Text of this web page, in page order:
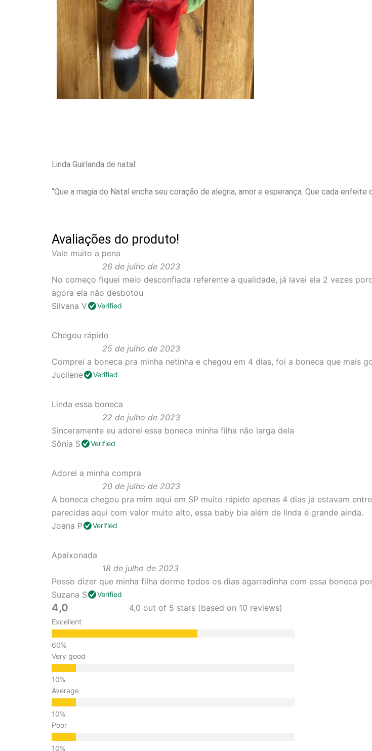
Linda Guirlanda de natal:
“Que a magia do Natal encha seu coração de alegria, amor e esperança. Que cada
Avaliações do produto!
Vale muito a pena
26 de julho de 2023
No começo fiquei meio desconfiada referente a qualidade, já lavei ela 2 vezes
agora ela não desbotou
Silvana V
Verified
Chegou rápido
25 de julho de 2023
Comprei a boneca pra minha netinha e chegou em 4 dias, foi a boneca que mais
Jucilene
Verified
Linda essa boneca
22 de julho de 2023
Sinceramente eu adorei essa boneca minha filha não larga dela
Sônia S
Verified
Adorei a minha compra
20 de julho de 2023
A boneca chegou pra mim aqui em SP muito rápido apenas 4 dias já estavam
parecidas aqui com valor muito alto, essa baby bia além de linda é grande ainda.
Joana P
Verified
Apaixonada
18 de julho de 2023
Posso dizer que minha filha dorme todos os dias agarradinha com essa boneca
Suzana S
Verified
4,0 4,0 out of 5 stars (based on 10 reviews)
Excellent
Very good
Average
Poor